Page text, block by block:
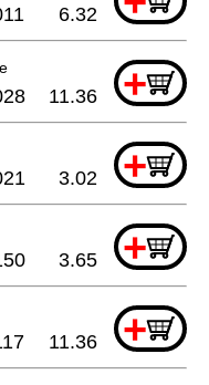
6.32
+
11.36
+
3.02
+
3.65
+
11.36